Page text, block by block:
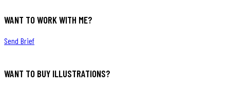
WANT TO WORK WITH ME?
Send Brief
WANT TO BUY ILLUSTRATIONS?